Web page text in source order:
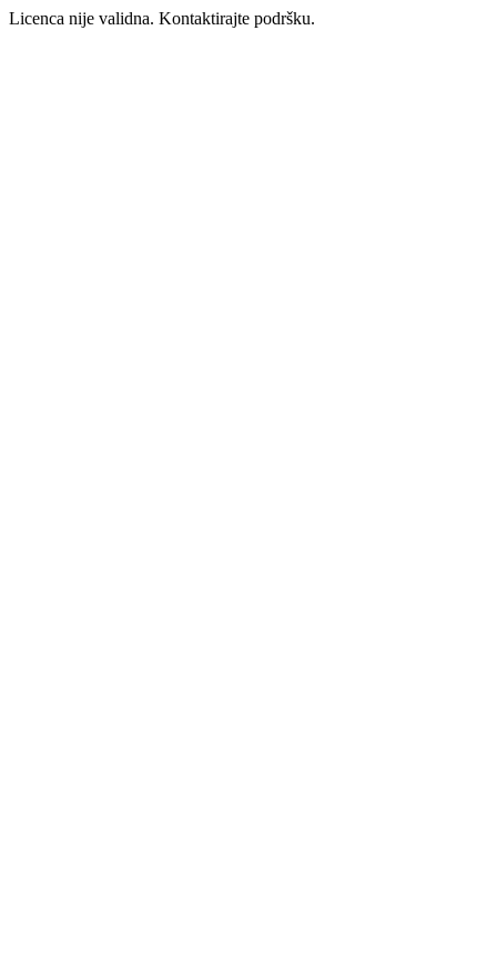
Licenca nije validna. Kontaktirajte podršku.